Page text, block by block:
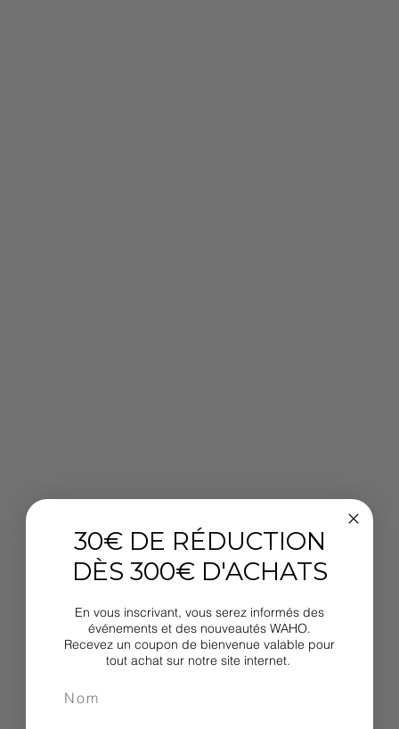
30€ DE RÉDUCTION
DÈS 300€ D'ACHATS
En vous inscrivant, vous serez informés des
événements et des nouveautés WAHO.
Recevez un coupon de bienvenue valable pour
tout achat sur notre site internet.